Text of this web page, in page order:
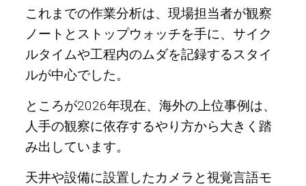
これまでの作業分析は、現場担当者が観察
ノートとストップウォッチを手に、サイク
ルタイムや工程内のムダを記録するスタイ
ルが中心でした。
ところが2026年現在、海外の上位事例は、
人手の観察に依存するやり方から大きく踏
み出しています。
天井や設備に設置したカメラと視覚言語モ